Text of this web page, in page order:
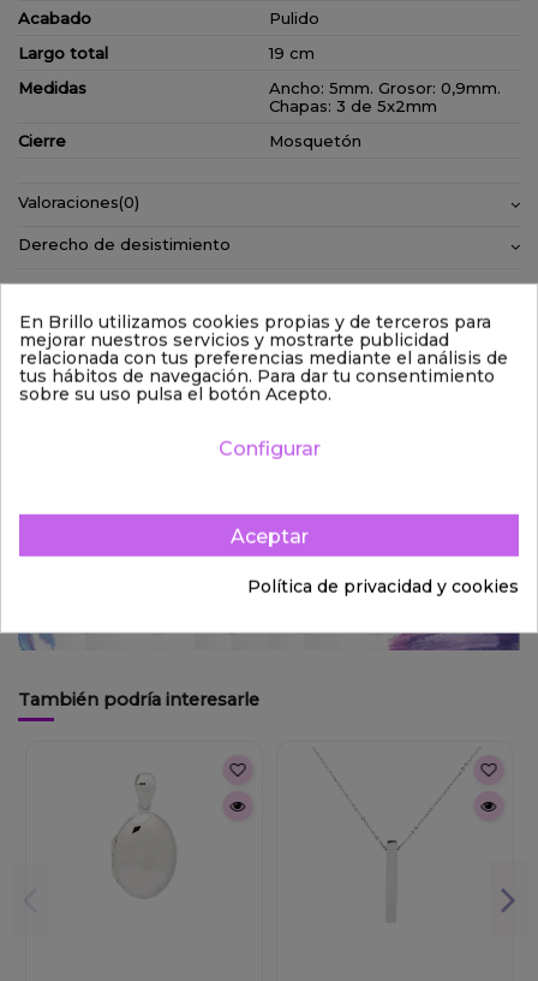
Acabado
Pulido
Largo total
19 cm
Medidas
Ancho: 5mm. Grosor: 0,9mm.
Chapas: 3 de 5x2mm
Cierre
Mosquetón
Valoraciones(0)
Derecho de desistimiento
También podría interesarle
En Brillo utilizamos cookies propias y de terceros para
mejorar nuestros servicios y mostrarte publicidad
relacionada con tus preferencias mediante el análisis de
tus hábitos de navegación. Para dar tu consentimiento
sobre su uso pulsa el botón Acepto.
Configurar
Aceptar
Política de privacidad y cookies